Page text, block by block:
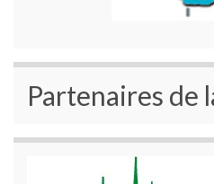
Partenaires de